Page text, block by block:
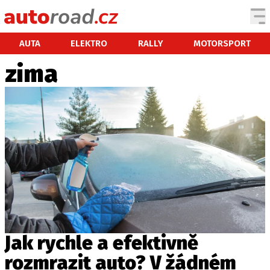
AUTA ELEKTRO RALLY MOTORSPORT
AUTA
NOVINKY
EKO
SPY
ZAJÍMAVOSTI
TECHNIKA
EKONOMIKA
ČESKÝ TRH
TUNING
PROFI
zima
Jak rychle a efektivně
rozmrazit auto? V žádném